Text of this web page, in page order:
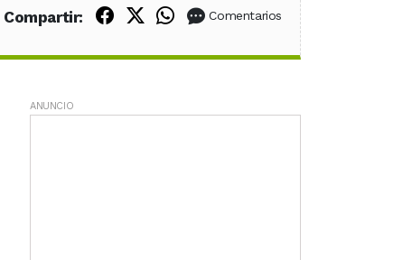
Compartir: Compartir en Facebook
Compartir en X (Twitter)
Compartir en WhatsApp
Comentarios
ANUNCIO